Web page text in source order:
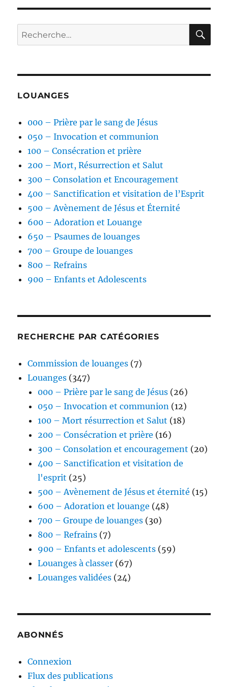
publications
ANT
E
Recherche
pour :
LOUANGES
000 – Prière par le sang de Jésus
050 – Invocation et communion
100 – Consécration et prière
200 – Mort, Résurrection et Salut
300 – Consolation et Encouragement
400 – Sanctification et visitation de l’Esprit
500 – Avènement de Jésus et Éternité
600 – Adoration et Louange
650 – Psaumes de louanges
700 – Groupe de louanges
800 – Refrains
900 – Enfants et Adolescents
RECHERCHE PAR CATÉGORIES
Commission de louanges (7)
Louanges (347)
000 – Prière par le sang de Jésus (26)
050 – Invocation et communion (12)
100 – Mort résurrection et Salut (18)
200 – Consécration et prière (16)
300 – Consolation et encouragement (20)
400 – Sanctification et visitation de
l'esprit (25)
500 – Avènement de Jésus et éternité (15)
600 – Adoration et louange (48)
700 – Groupe de louanges (30)
800 – Refrains (7)
900 – Enfants et adolescents (59)
Louanges à classer (67)
Louanges validées (24)
ABONNÉS
Connexion
Flux des publications